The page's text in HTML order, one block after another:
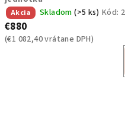
Akcia Skladom(>5 ks) Kód:
€880
(€1 082,40 vrátane DPH)